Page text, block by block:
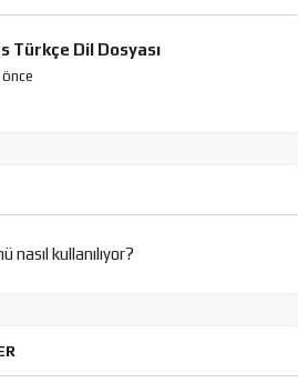
Türkçe Dil Dosyası
önce
nasıl kullanılıyor?